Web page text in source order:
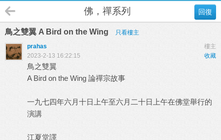
回復
佛，禪系列
鳥之雙翼 A Bird on the Wing
只看樓主
樓主
prahas
收藏
2023-2-13 16:22:15
鳥之雙翼
A Bird on the Wing 論禪宗故事
一九七四年六月十日上午至六月二十日上午在佛堂舉行的
演講
江夏堂譯